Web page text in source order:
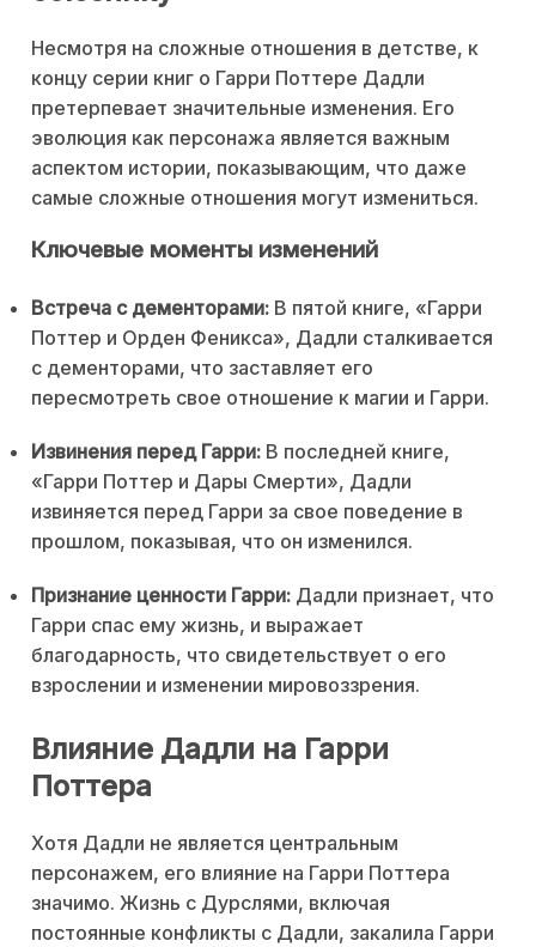
Несмотря на сложные отношения в детстве, к
концу серии книг о Гарри Поттере Дадли
претерпевает значительные изменения. Его
эволюция как персонажа является важным
аспектом истории, показывающим, что даже
самые сложные отношения могут измениться.
Ключевые моменты изменений
Встреча с дементорами: В пятой книге, «Гарри
Поттер и Орден Феникса», Дадли сталкивается
с дементорами, что заставляет его
пересмотреть свое отношение к магии и Гарри.
Извинения перед Гарри: В последней книге,
«Гарри Поттер и Дары Смерти», Дадли
извиняется перед Гарри за свое поведение в
прошлом, показывая, что он изменился.
Признание ценности Гарри: Дадли признает, что
Гарри спас ему жизнь, и выражает
благодарность, что свидетельствует о его
взрослении и изменении мировоззрения.
Влияние Дадли на Гарри
Поттера
Хотя Дадли не является центральным
персонажем, его влияние на Гарри Поттера
значимо. Жизнь с Дурслями, включая
постоянные конфликты с Дадли, закалила Гарри